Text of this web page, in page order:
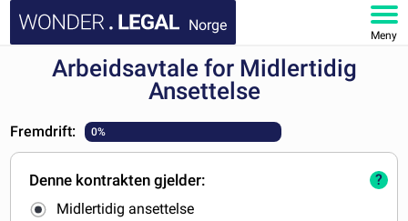
Norge
Meny
HJEM
MIN KONTO
Arbeidsavtale for Midlertidig
Ansettelse
Fremdrift: 0%
Denne kontrakten gjelder:
Midlertidig ansettelse
?